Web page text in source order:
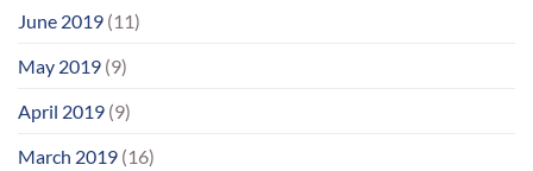
June 2019 (11)
May 2019 (9)
April 2019 (9)
March 2019 (16)